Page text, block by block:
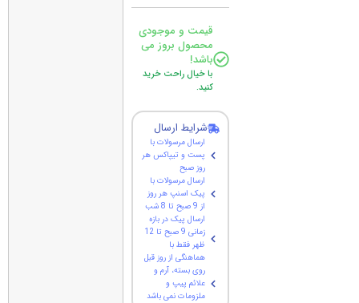
قیمت و موجودی
محصول بروز می
باشد!
با خیال راحت خرید
کنید.
شرایط ارسال
ارسال مرسولات با
پست و تیپاکس هر
روز صبح
ارسال مرسولات با
پیک اسنپ هر روز
از 9 صبح تا 8 شب
ارسال پیک در بازه
زمانی 9 صبح تا 12
ظهر فقط با
هماهنگی از روز قبل
روی بسته، آرم و
علائم پیپ و
ملزومات نمی باشد